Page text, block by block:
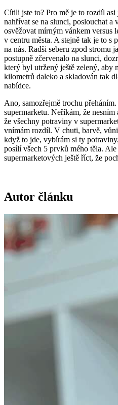
Cítili jste to? Pro mě je to rozdíl
nahřívat se na slunci, poslouchat a
osvěžovat mírným vánkem versus
v centru města. A stejně tak je to s
na nás. Radši seberu zpod stromu
postupně zčervenalo na slunci,
který byl utržený ještě zelený, aby
kilometrů daleko a skladován tak
nabídce.
Ano, samozřejmě trochu
supermarketu. Neříkám, že
že všechny potraviny v
vnímám rozdíl. V chuti, barvě,
když to jde, vybírám si ty
posílí všech 5 prvků mého těla. Ale
supermarketových ještě říct, že
Autor článku